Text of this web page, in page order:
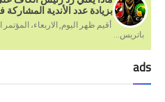
بزيادة عدد الأندية
أقيم ظهر اليوم, الاربعاء،
باتريس...
ads